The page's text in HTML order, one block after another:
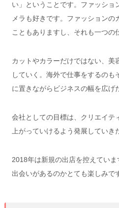
い」ということです。ファッショ
メラも好きです。 ファッションの
こともありますし、それも一つの
カットやカラーだけではない、美
していく。 海外で仕事をするのも
に置きながら ビジネスの幅を広げ
会社としての目標は、 クリエイテ
上がっていけるよう発展していき
2018年は新規の出店を控えていま
出会いがあるのかとても楽しみで